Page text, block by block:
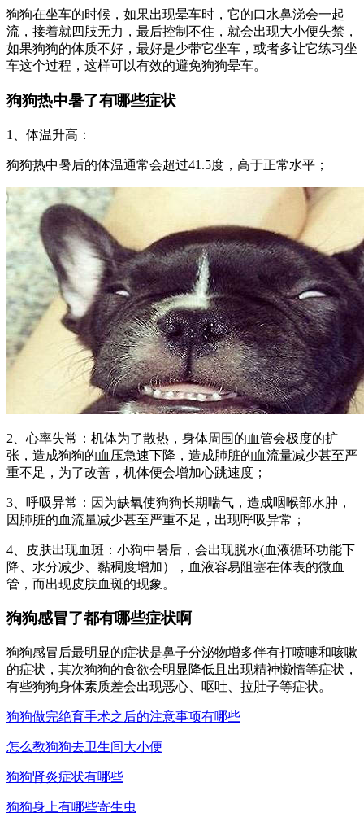
狗狗在坐车的时候，如果出现晕车时，它的口水鼻涕会一起
流，接着就四肢无力，最后控制不住，就会出现大小便失禁，
如果狗狗的体质不好，最好是少带它坐车，或者多让它练习坐
车这个过程，这样可以有效的避免狗狗晕车。
狗狗热中暑了有哪些症状
1、体温升高：
狗狗热中暑后的体温通常会超过41.5度，高于正常水平；
2、心率失常：机体为了散热，身体周围的血管会极度的扩
张，造成狗狗的血压急速下降，造成肺脏的血流量减少甚至严
重不足，为了改善，机体便会增加心跳速度；
3、呼吸异常：因为缺氧使狗狗长期喘气，造成咽喉部水肿，
因肺脏的血流量减少甚至严重不足，出现呼吸异常；
4、皮肤出现血斑：小狗中暑后，会出现脱水(血液循环功能下
降、水分减少、黏稠度增加），血液容易阻塞在体表的微血
管，而出现皮肤血斑的现象。
狗狗感冒了都有哪些症状啊
狗狗感冒后最明显的症状是鼻子分泌物增多伴有打喷嚏和咳嗽
的症状，其次狗狗的食欲会明显降低且出现精神懒惰等症状，
有些狗狗身体素质差会出现恶心、呕吐、拉肚子等症状。
狗狗做完绝育手术之后的注意事项有哪些
怎么教狗狗去卫生间大小便
狗狗肾炎症状有哪些
狗狗身上有哪些寄生虫